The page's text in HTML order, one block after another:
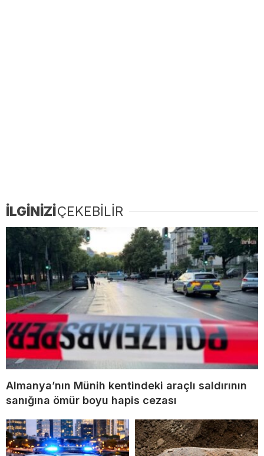
İLGİNİZİÇEKEBİLİR
Almanya’nın Münih kentindeki araçlı saldırının
sanığına ömür boyu hapis cezası